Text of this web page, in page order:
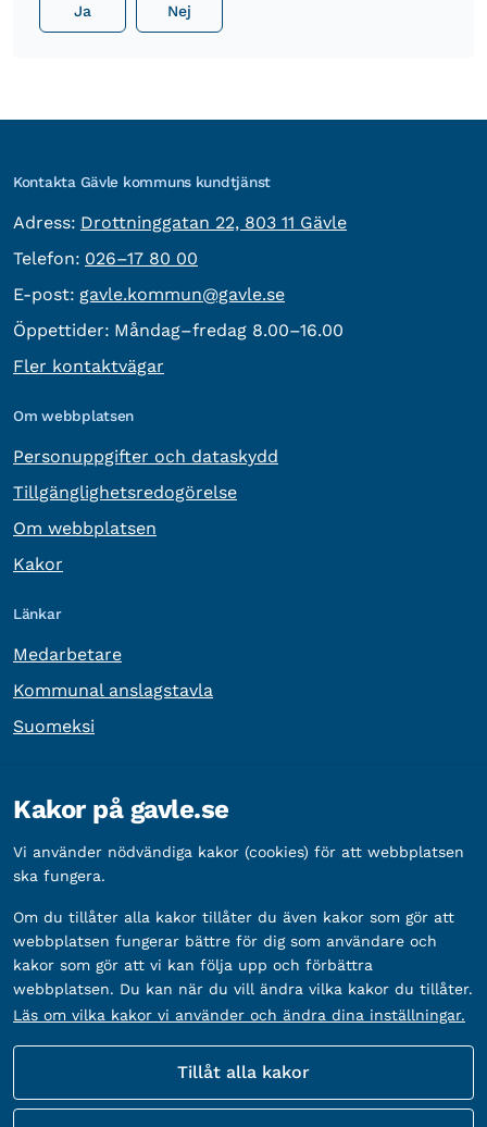
Ja Nej
Kontakta Gävle kommuns kundtjänst
Adress: besöksadress:
Drottninggatan 22, 803 11 Gävle
Telefon: Telefon:
026–17 80 00
E-post: E-post:
gavle.kommun@gavle.se
Öppettider: Måndag–fredag 8.00–16.00
Fler kontaktvägar
Om webbplatsen
Personuppgifter och dataskydd
Tillgänglighetsredogörelse
Om webbplatsen
Kakor
Länkar
Medarbetare
Kommunal anslagstavla
Suomeksi
Organisationsnummer: 212000-2338
Bankgironummer: 5888-2333
Kakor på gavle.se
Vi använder nödvändiga kakor (cookies) för att webbplatsen
ska fungera.
Om du tillåter alla kakor tillåter du även kakor som gör att
webbplatsen fungerar bättre för dig som användare och
kakor som gör att vi kan följa upp och förbättra
webbplatsen. Du kan när du vill ändra vilka kakor du tillåter.
Läs om vilka kakor vi använder och ändra dina inställningar.
Tillåt alla kakor